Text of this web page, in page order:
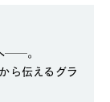
──。
ら伝えるグラ